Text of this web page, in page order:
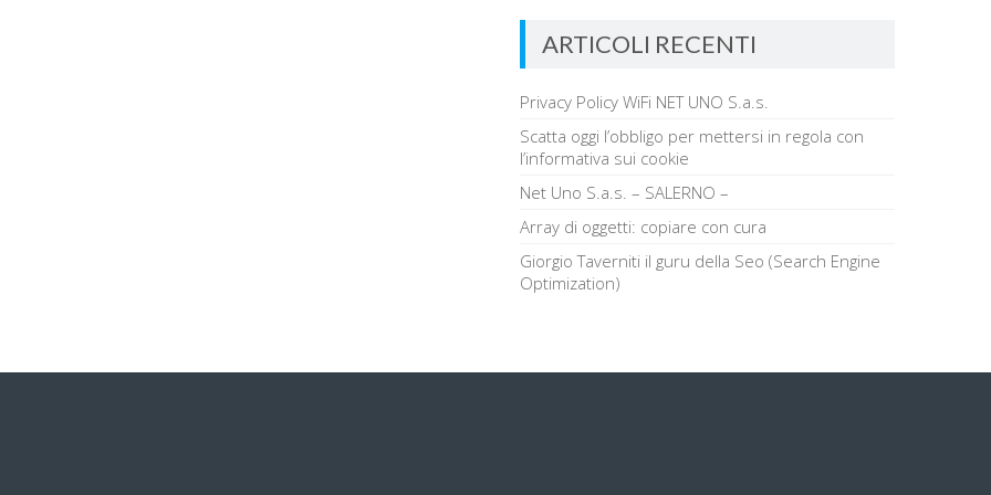
ARTICOLI RECENTI
Privacy Policy WiFi NET UNO S.a.s.
Scatta oggi l’obbligo per mettersi in regola con
l’informativa sui cookie
Net Uno S.a.s. – SALERNO –
Array di oggetti: copiare con cura
Giorgio Taverniti il guru della Seo (Search Engine
Optimization)